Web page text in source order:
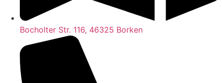
Bocholter Str. 116, 46325 Borken